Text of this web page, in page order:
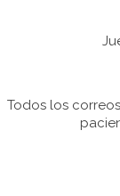
Todos los